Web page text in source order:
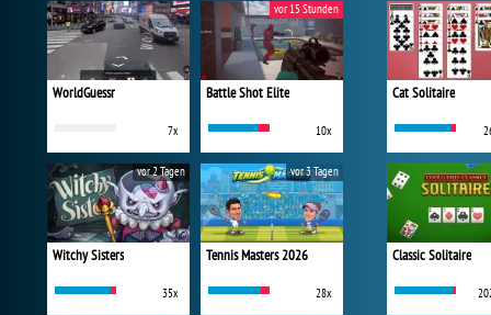
WorldGuessr
7x
Battle Shot Elite
10x
vor 15 Stunden
Witchy Sisters
35x
vor 2 Tagen
Tennis Masters 2026
28x
vor 3 Tagen
Cat Solitaire
Classic Solitaire